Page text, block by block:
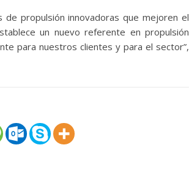
propulsión innovadoras que mejoren el
un nuevo referente en propulsión
para nuestros clientes y para el sector”,